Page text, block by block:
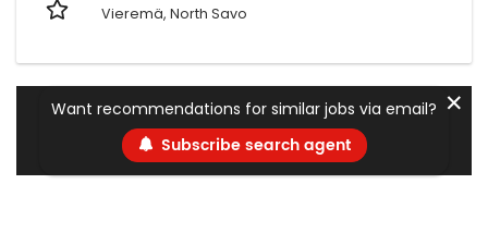
Vieremä, North Savo
Want recommendations for similar jobs via email?
Subscribe search agent
✕